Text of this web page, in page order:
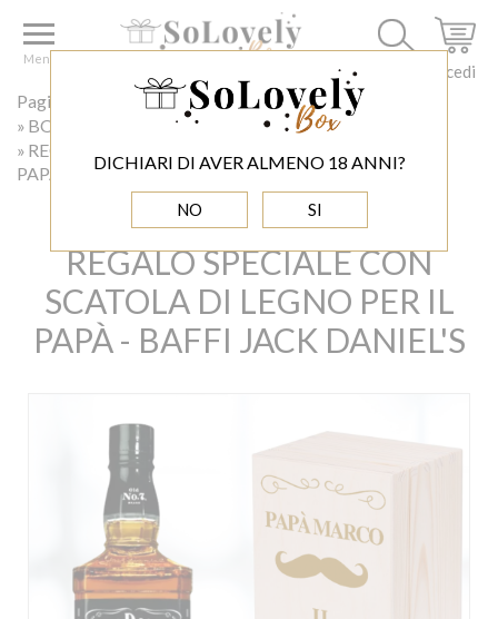
DICHIARI DI AVER ALMENO 18 ANNI?
NO SI
Accedi
Menu
Pagina principale
ALCOLICI
BOURBON E WHISKY DA REGALARE
REGALO SPECIALE CON SCATOLA DI LEGNO PER IL
PAPÀ - BAFFI JACK DANIEL'S
REGALO SPECIALE CON
SCATOLA DI LEGNO PER IL
PAPÀ - BAFFI JACK DANIEL'S